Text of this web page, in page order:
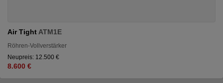
Air Tight ATM1E
Röhren-Vollverstärker
Neupreis: 12.500 €
8.600 €